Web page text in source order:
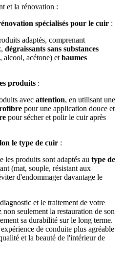
et la rénovation :
spécialisés pour le cuir :
adaptés, comprenant
, dégraissants sans substances
alcool, acétone) et baumes
produits :
avec attention, en utilisant une
pour une application douce et
pour sécher et polir le cuir après
le type de cuir :
les produits sont adaptés au type de
(mat, souple, résistant aux
d'endommager davantage le
et le traitement de votre
seulement la restauration de son
sa durabilité sur le long terme.
de conduite plus agréable
et la beauté de l'intérieur de